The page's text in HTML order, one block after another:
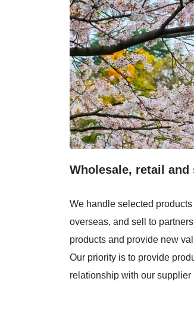
Wholesale, retail
We handle selected
overseas, and sell to
products and provide new
Our priority is to provide
relationship with our